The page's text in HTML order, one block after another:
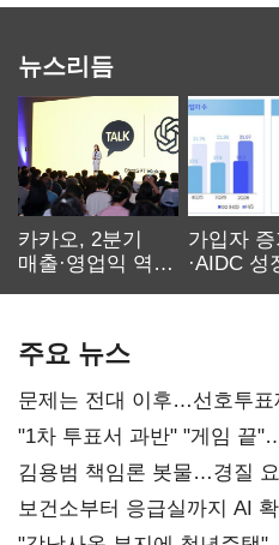
뉴스리듬
카카오, 2분기
매출·영업익 역대
가입자
·AIDC
주요 뉴스
문제는 전대 이후…선호투표
불복'
"1차 투표서 과반" "게임 끝
김용범 책임론 봇물…경질
보건소부터 응급실까지 AI